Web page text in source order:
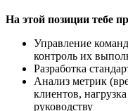
На этой позиции тебе
Управление
контроль их
Разработка
Анализ метрик
клиентов,
руководству